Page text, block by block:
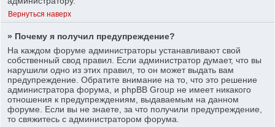
Вернуться наверх
» Почему я получил предупреждение?
На каждом форуме администраторы устанавливают свой
собственный свод правил. Если администратор думает, что вы
нарушили одно из этих правил, то он может выдать вам
предупреждение. Обратите внимание на то, что это решение
администратора форума, и phpBB Group не имеет никакого
отношения к предупреждениям, выдаваемым на данном
форуме. Если вы не знаете, за что получили предупреждение,
то свяжитесь с администратором форума.